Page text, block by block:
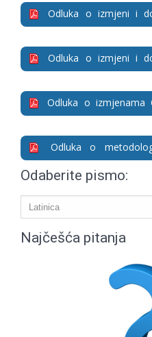
Odluka o izmjeni i
2/18)
Odluka o izmjeni i
17)
Odluka o izmjenama
16-17)
Odluka o
Odaberite pismo:
Najčešća pitanja